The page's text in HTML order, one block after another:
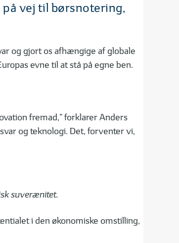
vej til børsnotering,
og gjort os afhængige af globale
evne til at stå på egne ben.
fremad,” forklarer Anders
og teknologi. Det, forventer vi,
suverænitet.
i den økonomiske omstilling,